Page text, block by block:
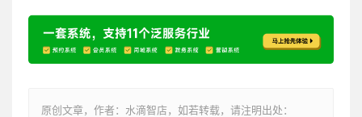
原创文章，作者：水滴智店，如若转载，请注明出处：